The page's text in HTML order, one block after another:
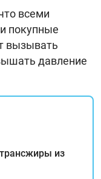
всеми
покупные
вызывать
давление
из